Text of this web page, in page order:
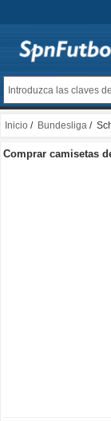
Inicio / Bundesliga /
Comprar camisetas